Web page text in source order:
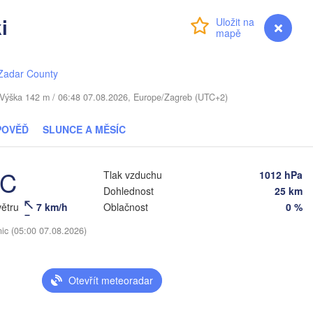
myVentusky Předpověď
County
142 m / 06:48 07.08.2026, Europe/Zagreb (UTC+2)
SLUNCE A MĚSÍC
7 km/h
Tlak vzduchu
1012 hPa
Dohlednost
25 km
Oblačnost
0 %
(05:00 07.08.2026)
Otevřít meteoradar
Черкаси
(Cherkasy)
Хмельницький
(Khmelnytskyi)
Рівне
Вінниця
(Kryvyi Rih)
Galați
Суми
(Sumy)